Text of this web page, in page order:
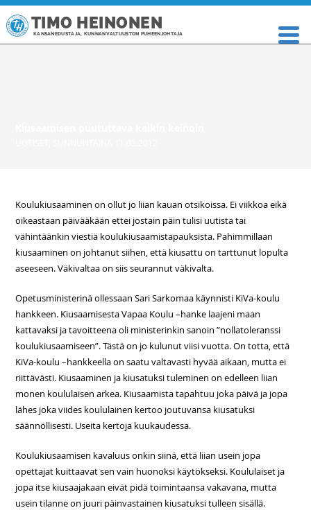
TIMO HEINONEN
KANSANEDUSTAJA, KUNNANVALTUUSTON PUHEENJOHTAJA
Koulukiusaaminen on ollut jo liian kauan otsikoissa. Ei viikkoa eikä
oikeastaan päivääkään ettei jostain päin tulisi uutista tai
vähintäänkin viestiä koulukiusaamistapauksista. Pahimmillaan
kiusaaminen on johtanut siihen, että kiusattu on tarttunut lopulta
aseeseen. Väkivaltaa on siis seurannut väkivalta.
Opetusministerinä ollessaan Sari Sarkomaa käynnisti KiVa-koulu
hankkeen. Kiusaamisesta Vapaa Koulu –hanke laajeni maan
kattavaksi ja tavoitteena oli ministerinkin sanoin ”nollatoleranssi
koulukiusaamiseen”. Tästä on jo kulunut viisi vuotta. On totta, että
KiVa-koulu –hankkeella on saatu valtavasti hyvää aikaan, mutta ei
riittävästi. Kiusaaminen ja kiusatuksi tuleminen on edelleen liian
monen koululaisen arkea. Kiusaamista tapahtuu joka päivä ja jopa
lähes joka viides koululainen kertoo joutuvansa kiusatuksi
säännöllisesti. Useita kertoja kuukaudessa.
Koulukiusaamisen kavaluus onkin siinä, että liian usein jopa
opettajat kuittaavat sen vain huonoksi käytökseksi. Koululaiset ja
jopa itse kiusaajakaan eivät pidä toimintaansa vakavana, mutta
usein tilanne on juuri päinvastainen kiusatuksi tulleen sisällä.